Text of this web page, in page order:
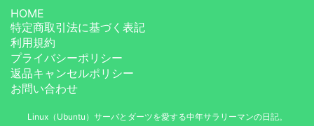
HOME
特定商取引法に基づく表記
利用規約
プライバシーポリシー
返品キャンセルポリシー
お問い合わせ
Linux（Ubuntu）サーバとダーツを愛する中年サラリーマンの日記。